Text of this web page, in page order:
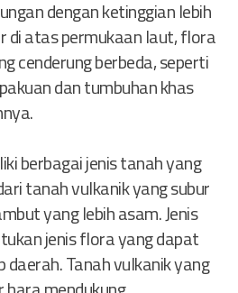
dengan ketinggian lebih
di atas permukaan laut, flora
cenderung berbeda, seperti
dan tumbuhan khas
berbagai jenis tanah yang
tanah vulkanik yang subur
yang lebih asam. Jenis
jenis flora yang dapat
daerah. Tanah vulkanik yang